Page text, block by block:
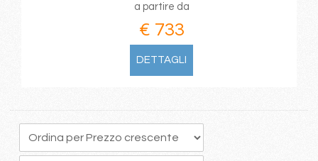
a partire da
€ 733
DETTAGLI